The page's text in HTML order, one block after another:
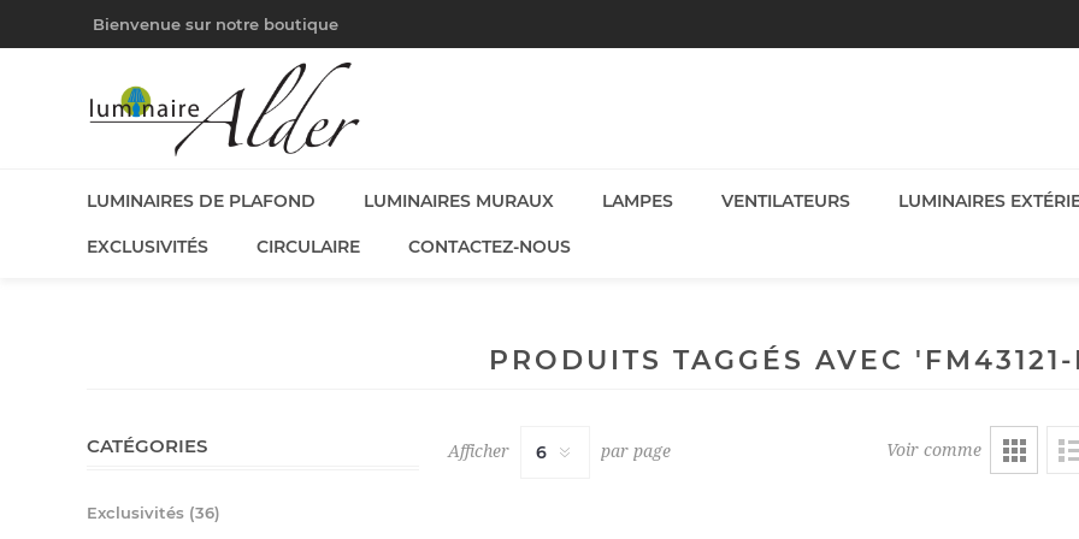
Bienvenue sur notre boutique
LUMINAIRES DE PLAFOND LUMINAIRES MURAUX LAMPES VENTILATEURS LUMINAIRES
EXCLUSIVITÉS CIRCULAIRE CONTACTEZ-NOUS
PRODUITS TAGGÉS AVEC
Voir comme
Afficher par page
CATÉGORIES
Exclusivités (36)